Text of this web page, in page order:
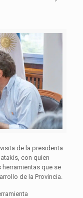
de la presidenta
con quien
que se
de la Provincia.